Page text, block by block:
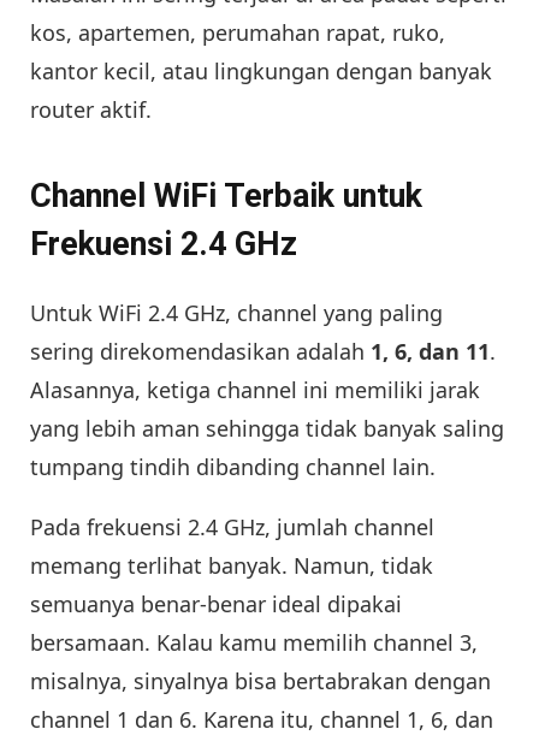
kos, apartemen, perumahan rapat, ruko,
kantor kecil, atau lingkungan dengan banyak
router aktif.
Channel WiFi Terbaik untuk
Frekuensi 2.4 GHz
Untuk WiFi 2.4 GHz, channel yang paling
sering direkomendasikan adalah 1, 6, dan 11.
Alasannya, ketiga channel ini memiliki jarak
yang lebih aman sehingga tidak banyak saling
tumpang tindih dibanding channel lain.
Pada frekuensi 2.4 GHz, jumlah channel
memang terlihat banyak. Namun, tidak
semuanya benar-benar ideal dipakai
bersamaan. Kalau kamu memilih channel 3,
misalnya, sinyalnya bisa bertabrakan dengan
channel 1 dan 6. Karena itu, channel 1, 6, dan